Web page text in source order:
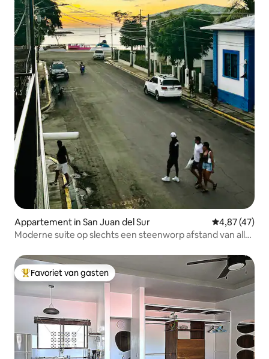
Appartement in San Juan del Sur Gemiddelde
4,87 (47)
Moderne suite op slechts een steenworp afstand van alles
Topfavoriet van gasten
Favoriet van gasten